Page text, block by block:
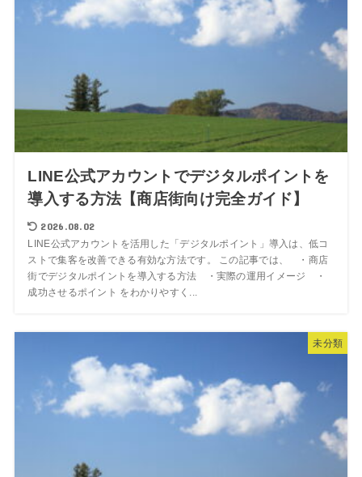
LINE公式アカウントでデジタルポイントを
導入する方法【商店街向け完全ガイド】
2026.08.02
LINE公式アカウントを活用した「デジタルポイント」導入は、低コ
ストで集客を改善できる有効な方法です。 この記事では、 ・商店
街でデジタルポイントを導入する方法 ・実際の運用イメージ ・
成功させるポイント をわかりやすく...
未分類